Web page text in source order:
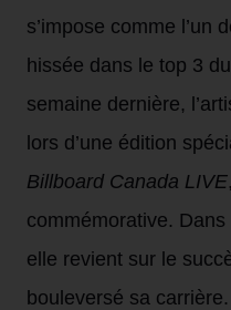
s’impose comme l’un
hissée dans le top 3
semaine dernière,
lors d’une édition
Billboard Canada LIVE
commémorative.
elle revient sur le
bouleversé sa carrière.